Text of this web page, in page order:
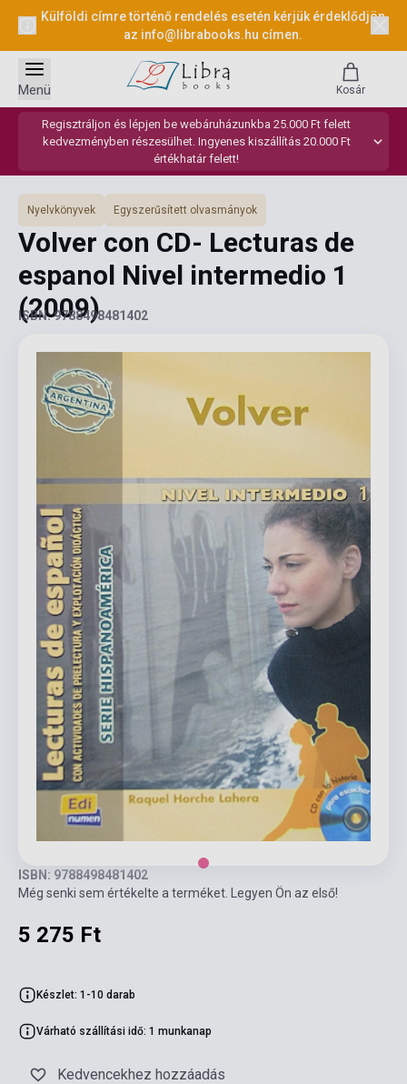
Külföldi címre történő rendelés esetén kérjük érdeklődjön
az info@librabooks.hu címen.
Regisztráljon és lépjen be webáruházunkba 25.000 Ft felett
kedvezményben részesülhet. Ingyenes kiszállítás 20.000 Ft
értékhatár felett!
Menü Kosár
Nyelvkönyvek Egyszerűsített olvasmányok
Volver con CD- Lecturas de
espanol Nivel intermedio 1
(2009)
ISBN: 9788498481402
ISBN: 9788498481402
Még senki sem értékelte a terméket. Legyen Ön az első!
5 275 Ft
Készlet: 1-10 darab
Várható szállítási idő: 1 munkanap
Kedvencekhez hozzáadás